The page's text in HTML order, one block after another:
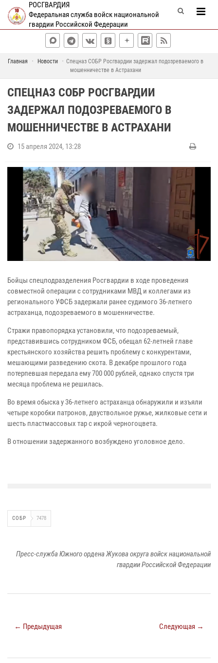
РОСГВАРДИЯ
Федеральная служба войск национальной
гвардии Российской Федерации
Главная Новости
Спецназ СОБР Росгвардии задержал подозреваемого в
мошенничестве в Астрахани
СПЕЦНАЗ СОБР РОСГВАРДИИ
ЗАДЕРЖАЛ ПОДОЗРЕВАЕМОГО В
МОШЕННИЧЕСТВЕ В АСТРАХАНИ
15 апреля 2024, 13:28
Бойцы спецподразделения Росгвардии в ходе проведения
совместной операции с сотрудниками МВД и коллегами из
регионального УФСБ задержали ранее судимого 36-летнего
астраханца, подозреваемого в мошенничестве.
Стражи правопорядка установили, что подозреваемый,
представившись сотрудником ФСБ, обещал 62-летней главе
крестьянского хозяйства решить проблему с конкурентами,
мешающими разведению скота. В декабре прошлого года
потерпевшая передала ему 700 000 рублей, однако спустя три
месяца проблема не решилась.
Во время обыска у 36-летнего астраханца обнаружили и изъяли
четыре коробки патронов, двуствольное ружье, жилковые сети и
шесть пластмассовых тар с икрой черногоцвета.
В отношении задержанного возбуждено уголовное дело.
СОБР 7478
Пресс-служба Южного ордена Жукова округа войск национальной
гвардии Российской Федерации
← Предыдущая Следующая →